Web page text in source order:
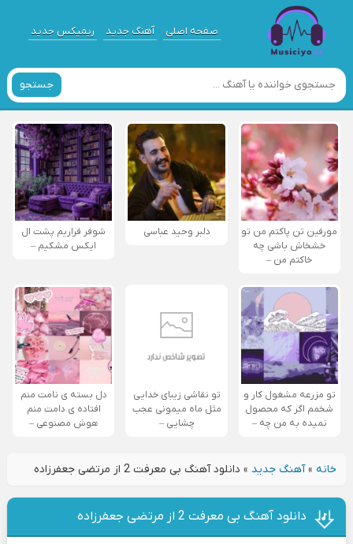
صفحه اصلی آهنگ جدید ریمیکس جدید
جستجو
مورفین تن پاکتم من تو
خشخاش باشی چه
خاکتم من –
دلبر وحید عباسی
شوفر فراریم پشت ال
ایکس مشکیم –
تو مزرعه مشغول کار و
شخمم اگر که محصول
نمیده به من چه –
تو نقاشی زیبای خدایی
مثل ماه میمونی عجب
چشایی –
دل بسته ی نامت منم
افتاده ی دامت منم
هوش مصنوعی –
خانه»آهنگ جدید » دانلود آهنگ بی معرفت 2 از مرتضی جعفرزاده
دانلود آهنگ بی معرفت 2 از مرتضی جعفرزاده